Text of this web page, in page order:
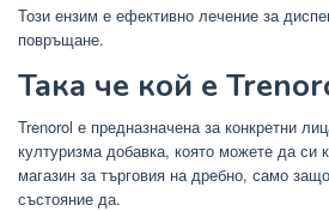
Този ензим е ефективно лечение за
повръщане.
Така че кой е
Trenorol е предназначена за конкретни
културизма добавка, която можете да си
магазин за търговия на дребно, само
състояние да.